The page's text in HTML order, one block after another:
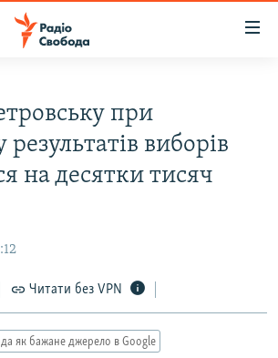
при
виборів
на десятки тисяч
Читати без VPN
як бажане джерело в Google